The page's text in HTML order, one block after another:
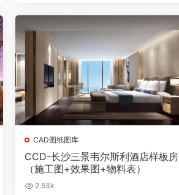
CAD图纸图库
CCD-长沙三景韦尔斯利酒店样板房
（施工图+效果图+物料表）
2.53k